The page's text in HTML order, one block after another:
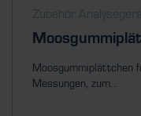
Zubehör
Moosgummiplättchen
Messungen, zum...